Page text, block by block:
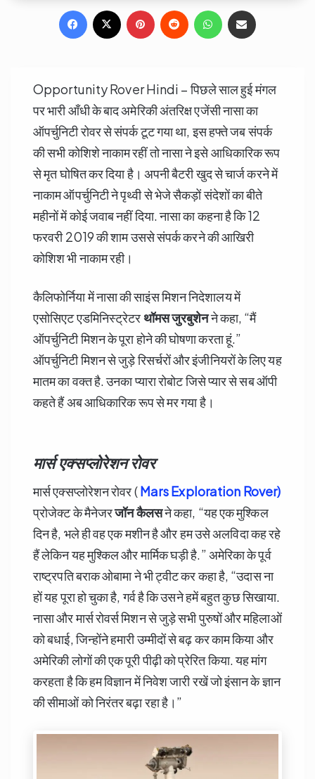
Facebook Pinterest
Reddit WhatsApp
Opportunity Rover Hindi – पिछले साल हुई मंगल
पर भारी आँधी के बाद अमेरिकी अंतरिक्ष एजेंसी नासा का
ऑपर्चुनिटी रोवर से संपर्क टूट गया था, इस हफ्ते जब संपर्क
की सभी कोशिशे नाकाम रहीं तो नासा ने इसे आधिकारिक रूप
से मृत घोषित कर दिया है। अपनी बैटरी खुद से चार्ज करने में
नाकाम ऑपर्चुनिटी ने पृथ्वी से भेजे सैकड़ों संदेशों का बीते
महीनों में कोई जवाब नहीं दिया. नासा का कहना है कि 12
फरवरी 2019 की शाम उससे संपर्क करने की आखिरी
कोशिश भी नाकाम रही।
कैलिफोर्निया में नासा की साइंस मिशन निदेशालय में
एसोसिएट एडमिनिस्ट्रेटरथॉमस जुरबुशेनने कहा, “मैं
ऑपर्चुनिटी मिशन के पूरा होने की घोषणा करता हूं.”
ऑपर्चुनिटी मिशन से जुड़े रिसर्चरों और इंजीनियरों के लिए यह
मातम का वक्त है. उनका प्यारा रोबोट जिसे प्यार से सब ऑपी
कहते हैं अब आधिकारिक रूप से मर गया है।
मार्स एक्सप्लोरेशन रोवर
मार्स एक्सप्लोरेशन रोवर (Mars Exploration Rover)
प्रोजेक्ट के मैनेजरजॉन कैलसने कहा, “यह एक मुश्किल
दिन है, भले ही वह एक मशीन है और हम उसे अलविदा कह रहे
हैं लेकिन यह मुश्किल और मार्मिक घड़ी है.” अमेरिका के पूर्व
राष्ट्रपति बराक ओबामा ने भी ट्वीट कर कहा है, “उदास ना
हों यह पूरा हो चुका है, गर्व है कि उसने हमें बहुत कुछ सिखाया.
नासा और मार्स रोवर्स मिशन से जुड़े सभी पुरुषों और महिलाओं
को बधाई, जिन्होंने हमारी उम्मीदों से बढ़ कर काम किया और
अमेरिकी लोगों की एक पूरी पीढ़ी को प्रेरित किया. यह मांग
करहता है कि हम विज्ञान में निवेश जारी रखें जो इंसान के ज्ञान
की सीमाओं को निरंतर बढ़ा रहा है।”